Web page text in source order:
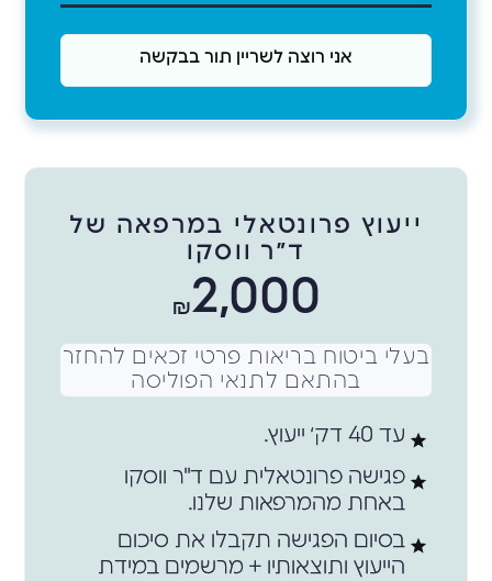
אני רוצה לשריין תור בבקשה
ייעוץ פרונטאלי במרפאה של
ד״ר ווסקו
2,000
₪
בעלי ביטוח בריאות פרטי זכאים להחזר
בהתאם לתנאי הפוליסה
עד 40 דק׳ ייעוץ.
פגישה פרונטאלית עם ד"ר ווסקו
באחת מהמרפאות שלנו.
בסיום הפגישה תקבלו את סיכום
הייעוץ ותוצאותיו + מרשמים במידת